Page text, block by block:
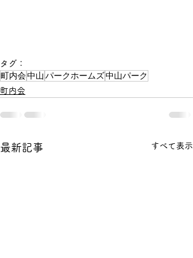
タグ：
町内会中山パークホームズ中山パーク
町内会
最新記事 すべて表示